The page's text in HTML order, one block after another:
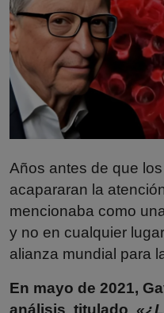
Cultura
Mascotas
Viajes
Informatica
Cocina
Años antes de que
acapararan la
mencionaba como
y no en cualquier
alianza mundial para
En mayo de 2021,